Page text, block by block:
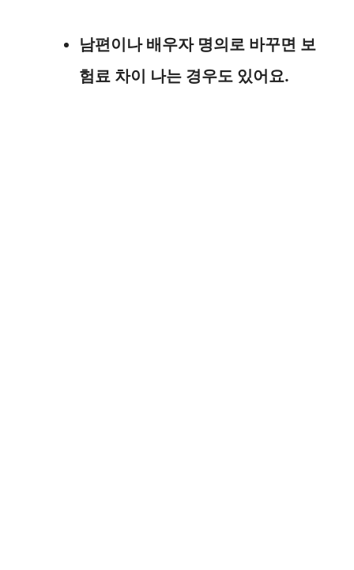
남편이나 배우자 명의로 바꾸면 보
험료 차이 나는 경우도 있어요.